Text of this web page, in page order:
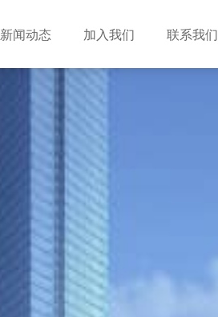
新闻动态 加入我们 联系我们